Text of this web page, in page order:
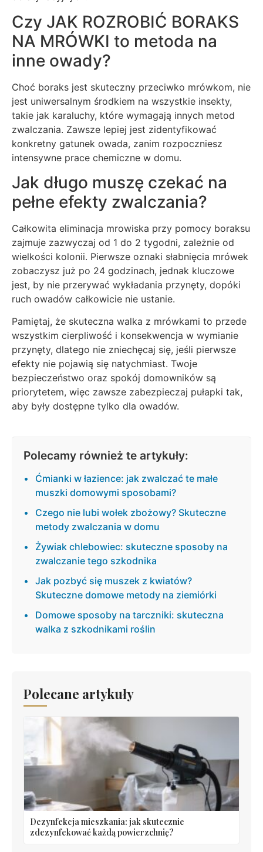
Czy JAK ROZROBIĆ BORAKS
NA MRÓWKI to metoda na
inne owady?
Choć boraks jest skuteczny przeciwko mrówkom, nie
jest uniwersalnym środkiem na wszystkie insekty,
takie jak karaluchy, które wymagają innych metod
zwalczania. Zawsze lepiej jest zidentyfikować
konkretny gatunek owada, zanim rozpoczniesz
intensywne prace chemiczne w domu.
Jak długo muszę czekać na
pełne efekty zwalczania?
Całkowita eliminacja mrowiska przy pomocy boraksu
zajmuje zazwyczaj od 1 do 2 tygodni, zależnie od
wielkości kolonii. Pierwsze oznaki słabnięcia mrówek
zobaczysz już po 24 godzinach, jednak kluczowe
jest, by nie przerywać wykładania przynęty, dopóki
ruch owadów całkowicie nie ustanie.
Pamiętaj, że skuteczna walka z mrówkami to przede
wszystkim cierpliwość i konsekwencja w wymianie
przynęty, dlatego nie zniechęcaj się, jeśli pierwsze
efekty nie pojawią się natychmiast. Twoje
bezpieczeństwo oraz spokój domowników są
priorytetem, więc zawsze zabezpieczaj pułapki tak,
aby były dostępne tylko dla owadów.
Polecamy również te artykuły:
Ćmianki w łazience: jak zwalczać te małe
muszki domowymi sposobami?
Czego nie lubi wołek zbożowy? Skuteczne
metody zwalczania w domu
Żywiak chlebowiec: skuteczne sposoby na
zwalczanie tego szkodnika
Jak pozbyć się muszek z kwiatów?
Skuteczne domowe metody na ziemiórki
Domowe sposoby na tarczniki: skuteczna
walka z szkodnikami roślin
Polecane artykuły
Dezynfekcja mieszkania: jak skutecznie
zdezynfekować każdą powierzchnię?